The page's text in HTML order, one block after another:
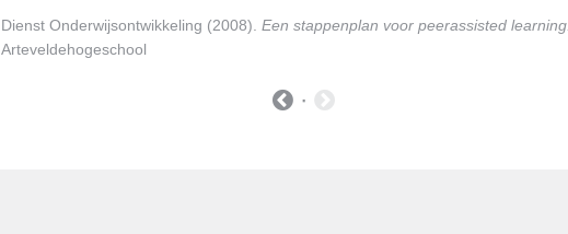
Dienst Onderwijsontwikkeling (2008). Een stappenplan voor peerassisted learning.
Arteveldehogeschool